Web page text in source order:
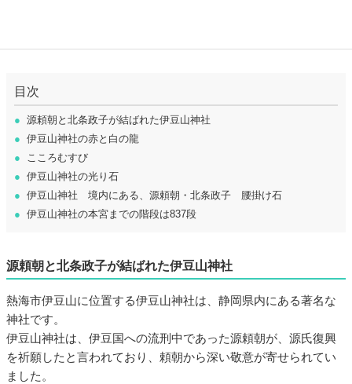
目次
● 源頼朝と北条政子が結ばれた伊豆山神社
● 伊豆山神社の赤と白の龍
●
こころむすび
● 伊豆山神社の光り石
● 伊豆山神社 境内にある、源頼朝・北条政子 腰掛け石
● 伊豆山神社の本宮までの階段は837段
源頼朝と北条政子が結ばれた伊豆山神社
熱海市伊豆山に位置する伊豆山神社は、静岡県内にある著名な
神社です。
伊豆山神社は、伊豆国への流刑中であった源頼朝が、源氏復興
を祈願したと言われており、頼朝から深い敬意が寄せられてい
ました。